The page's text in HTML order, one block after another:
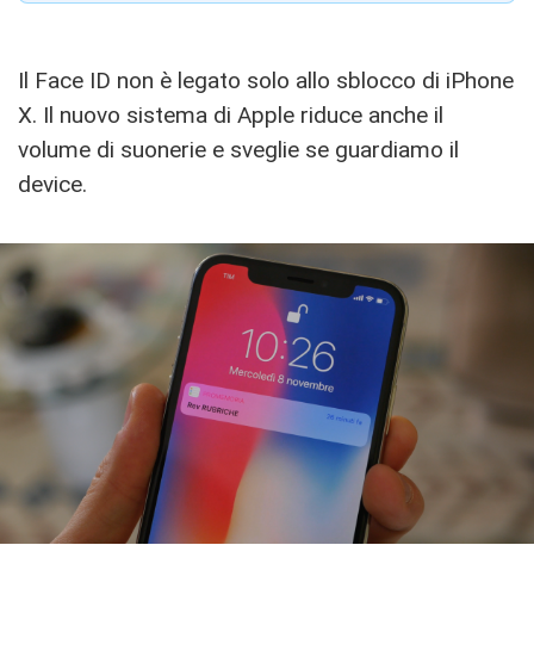
Il Face ID non è legato solo allo sblocco di iPhone
X. Il nuovo sistema di Apple riduce anche il
volume di suonerie e sveglie se guardiamo il
device.